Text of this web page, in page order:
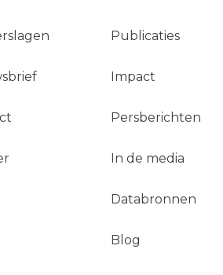
Publicaties
Impact
Persberichten
In de media
Databronnen
Blog